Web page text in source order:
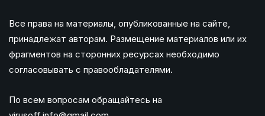
Все права на материалы, опубликованные на сайте,
принадлежат авторам. Размещение материалов или их
фрагментов на сторонних ресурсах необходимо
согласовывать с правообладателями.
По всем вопросам обращайтесь на